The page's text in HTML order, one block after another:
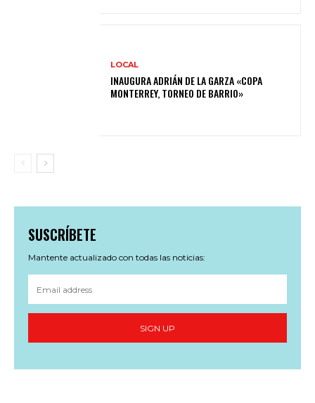
LOCAL
INAUGURA ADRIÁN DE LA GARZA «COPA
MONTERREY, TORNEO DE BARRIO»
SUSCRÍBETE
Mantente actualizado con todas las noticias:
SIGN UP